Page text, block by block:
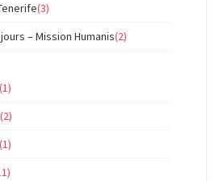
(3)
– Mission Humanis(2)
(1)
(2)
(1)